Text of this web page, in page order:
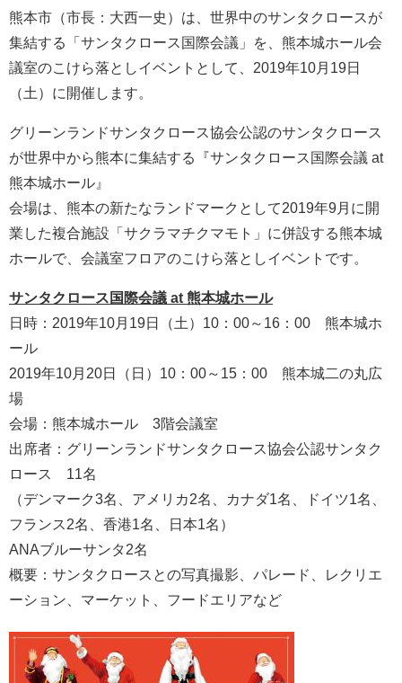
熊本市（市長：大西一史）は、世界中のサンタクロースが
集結する「サンタクロース国際会議」を、熊本城ホール会
議室のこけら落としイベントとして、2019年10月19日
（土）に開催します。
グリーンランドサンタクロース協会公認のサンタクロース
が世界中から熊本に集結する『サンタクロース国際会議 at
熊本城ホール』
会場は、熊本の新たなランドマークとして2019年9月に開
業した複合施設「サクラマチクマモト」に併設する熊本城
ホールで、会議室フロアのこけら落としイベントです。
サンタクロース国際会議 at 熊本城ホール
日時：2019年10月19日（土）10：00～16：00 熊本城ホ
ール
2019年10月20日（日）10：00～15：00 熊本城二の丸広
場
会場：熊本城ホール 3階会議室
出席者：グリーンランドサンタクロース協会公認サンタク
ロース 11名
（デンマーク3名、アメリカ2名、カナダ1名、ドイツ1名、
フランス2名、香港1名、日本1名）
ANAブルーサンタ2名
概要：サンタクロースとの写真撮影、パレード、レクリエ
ーション、マーケット、フードエリアなど